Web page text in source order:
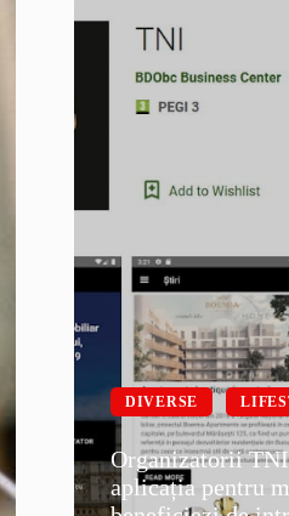
DIVERSE
Organizatorii TNI
aplicația pentru